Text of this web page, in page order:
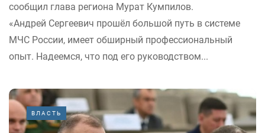
сообщил глава региона Мурат Кумпилов.
«Андрей Сергеевич прошёл большой путь в системе
МЧС России, имеет обширный профессиональный
опыт. Надеемся, что под его руководством...
ВЛАСТЬ